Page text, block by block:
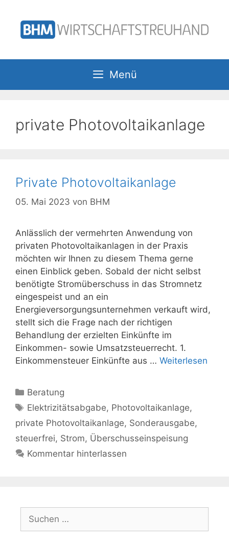
Inhalt
springen
Menü
private Photovoltaikanlage
Private Photovoltaikanlage
05. Mai 2023 von BHM
Anlässlich der vermehrten Anwendung von
privaten Photovoltaikanlagen in der Praxis
möchten wir Ihnen zu diesem Thema gerne
einen Einblick geben. Sobald der nicht selbst
benötigte Stromüberschuss in das Stromnetz
eingespeist und an ein
Energieversorgungsunternehmen verkauft wird,
stellt sich die Frage nach der richtigen
Behandlung der erzielten Einkünfte im
Einkommen- sowie Umsatzsteuerrecht. 1.
Einkommensteuer Einkünfte aus … Weiterlesen
Kategorien
Beratung
Schlagwörter
Elektrizitätsabgabe, Photovoltaikanlage,
private Photovoltaikanlage, Sonderausgabe,
steuerfrei, Strom, Überschusseinspeisung
Kommentar hinterlassen
Suchen
nach: